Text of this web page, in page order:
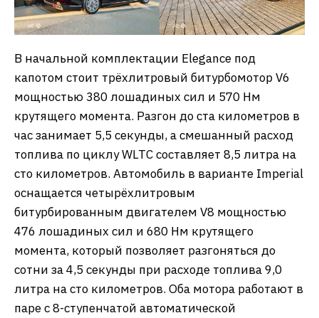
В начальной комплектации Elegance под
капотом стоит трёхлитровый битурбомотор V6
мощностью 380 лошадиных сил и 570 Нм
крутящего момента. Разгон до ста километров в
час занимает 5,5 секунды, а смешанный расход
топлива по циклу WLTC составляет 8,5 литра на
сто километров. Автомобиль в варианте Imperial
оснащается четырёхлитровым
битурбированным двигателем V8 мощностью
476 лошадиных сил и 680 Нм крутящего
момента, который позволяет разгоняться до
сотни за 4,5 секунды при расходе топлива 9,0
литра на сто километров. Оба мотора работают в
паре с 8-ступенчатой автоматической